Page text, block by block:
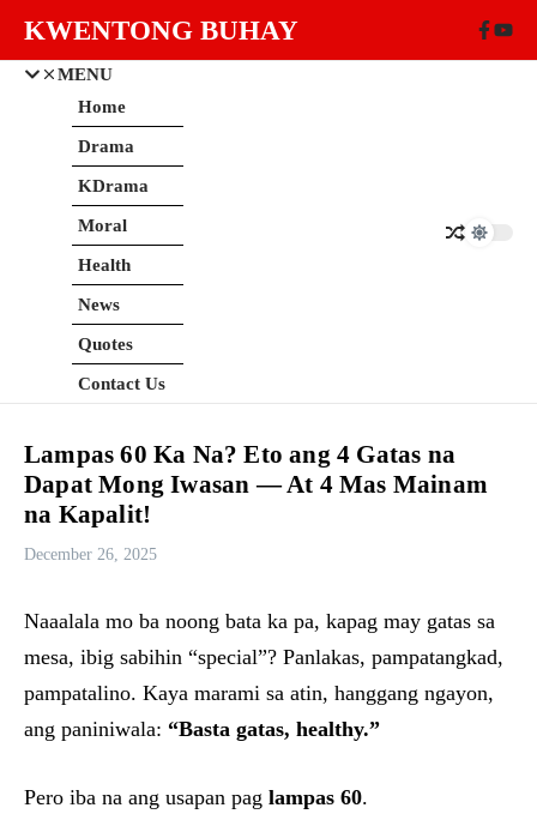
KWENTONG BUHAY
MENU
Home
Drama
KDrama
Moral
Health
News
Quotes
Contact Us
Lampas 60 Ka Na? Eto ang 4 Gatas na
Dapat Mong Iwasan — At 4 Mas Mainam
na Kapalit!
December 26, 2025
Naaalala mo ba noong bata ka pa, kapag may gatas sa
mesa, ibig sabihin “special”? Panlakas, pampatangkad,
pampatalino. Kaya marami sa atin, hanggang ngayon,
ang paniniwala: “Basta gatas, healthy.”
Pero iba na ang usapan pag lampas 60.